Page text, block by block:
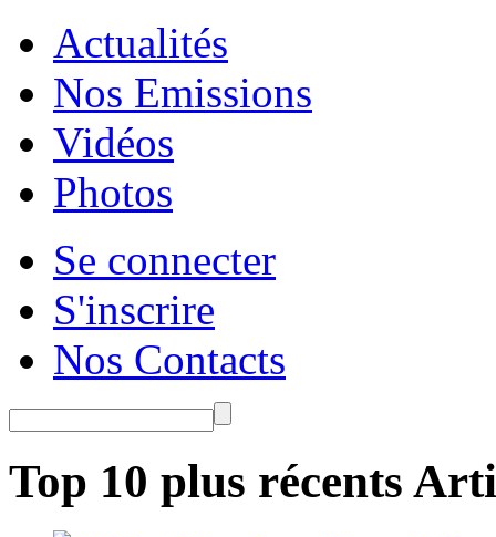
Actualités
Nos Emissions
Vidéos
Photos
Se connecter
S'inscrire
Nos Contacts
Top 10 plus récents